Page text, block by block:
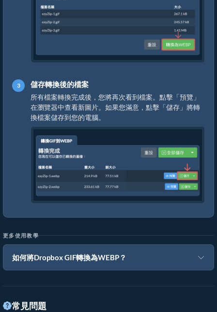
儲存轉換後的檔案
所有檔案轉換完成後，您將再次看到檔案。點擊「預覽」
在瀏覽器中查看新圖片。如果您滿意，點擊「儲存」將轉
換檔案儲存到您的電腦。
更多使用教學
如何將Dropbox GIF轉換為WEBP？
常見問題